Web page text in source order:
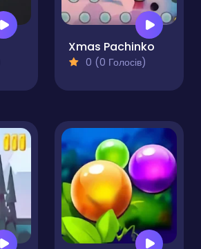
Xmas Pachinko
0 (0 Голосів)